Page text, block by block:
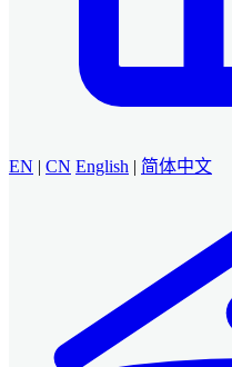
EN | CN English | 简体中文